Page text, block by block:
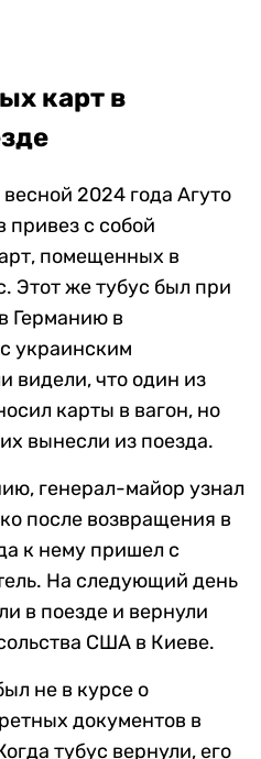
карт в
2024 года Агуто
привез с собой
помещенных в
Этот же тубус был при
Германию в
украинским
видели, что один из
карты в вагон, но
вынесли из поезда.
генерал-майор узнал
после возвращения в
к нему пришел с
На следующий день
в поезде и вернули
США в Киеве.
не в курсе о
документов в
тубус вернули, его